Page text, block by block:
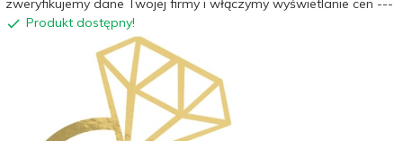
zweryfikujemy dane Twojej firmy i włączymy wyświetlanie cen ---
Produkt dostępny!